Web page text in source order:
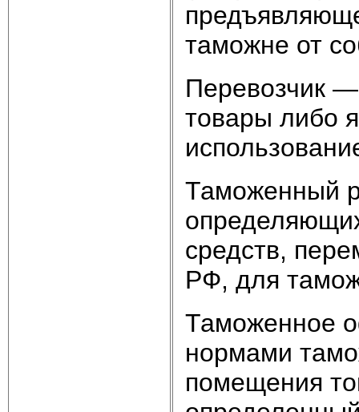
таможне от
Перевозчик
товары либо
Таможенный
средств,
РФ, для
Таможенное
нормами
помещения